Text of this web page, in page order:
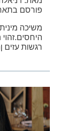
פורסם בתאריך: 25/07/2024
משיכה
היחסים.זהוי
רגשות עזים